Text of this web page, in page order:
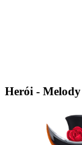
Herói - Melody